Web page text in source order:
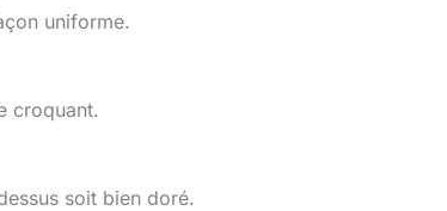
uniforme.
croquant.
soit bien doré.